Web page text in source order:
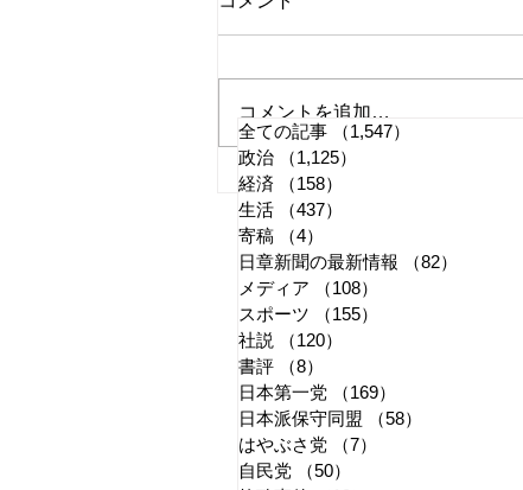
国旗損壊罪はどう運用される
か
コメントを追加…
全ての記事
（1,547）
政治
（1,125）
経済
（158）
生活
（437）
寄稿
（4）
日章新聞の最新情報
（82）
82件の
メディア
（108）
スポーツ
（155）
社説
（120）
書評
（8）
日本第一党
（169）
日本派保守同盟
（58）
はやぶさ党
（7）
自民党
（50）